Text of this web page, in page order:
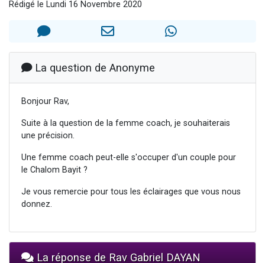
30 personnes viennent de faire un don pour Sauvez la jambe de Yohan
12 nouvelles musiques dans Torah-Box Music
29 personnes viennent de demander une bénédiction
Rédigé le Lundi 16 Novembre 2020
La question de Anonyme
Bonjour Rav,
Suite à la question de la femme coach, je souhaiterais
une précision.
Une femme coach peut-elle s'occuper d'un couple pour
le Chalom Bayit ?
Je vous remercie pour tous les éclairages que vous nous
donnez.
La réponse de Rav Gabriel DAYAN